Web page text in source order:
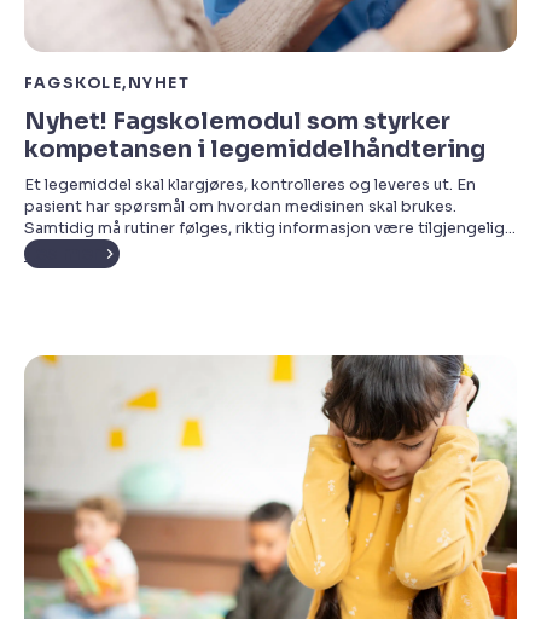
FAGSKOLE NYHET
Nyhet! Fagskolemodul som styrker
kompetansen i legemiddelhåndtering
Et legemiddel skal klargjøres, kontrolleres og leveres ut. En
pasient har spørsmål om hvordan medisinen skal brukes.
Samtidig må rutiner følges, riktig informasjon være tilgjengelig
og kvaliteten ivaretas i alle ledd. Når du arbeider med
legemidler, handler mye om detaljer. Små feil kan få store
Les mer